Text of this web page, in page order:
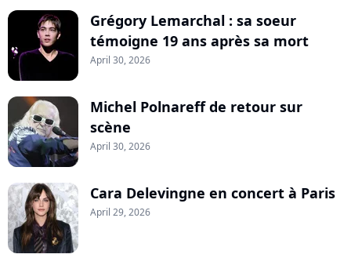
Grégory Lemarchal : sa soeur
témoigne 19 ans après sa mort
April 30, 2026
Michel Polnareff de retour sur
scène
April 30, 2026
Cara Delevingne en concert à Paris
April 29, 2026